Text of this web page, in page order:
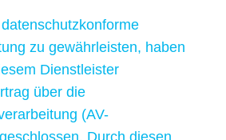
zu gewährleisten, haben
Dienstleister
über die
(AV-
Durch diesen